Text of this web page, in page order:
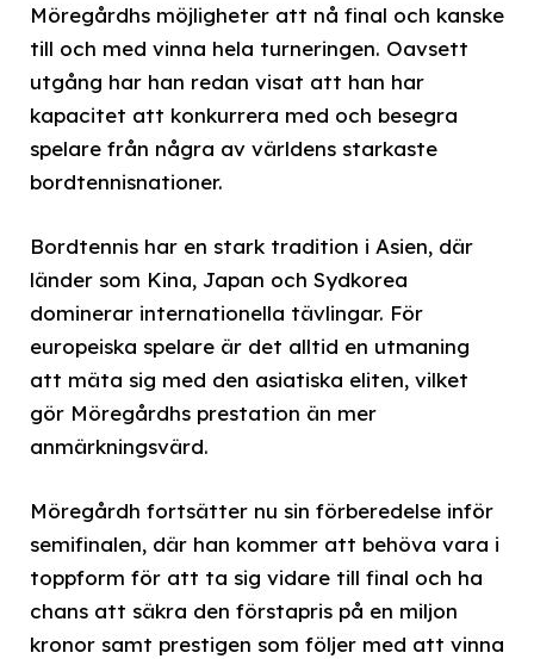
Möregårdhs möjligheter att nå final och kanske
till och med vinna hela turneringen. Oavsett
utgång har han redan visat att han har
kapacitet att konkurrera med och besegra
spelare från några av världens starkaste
bordtennisnationer.
Bordtennis har en stark tradition i Asien, där
länder som Kina, Japan och Sydkorea
dominerar internationella tävlingar. För
europeiska spelare är det alltid en utmaning
att mäta sig med den asiatiska eliten, vilket
gör Möregårdhs prestation än mer
anmärkningsvärd.
Möregårdh fortsätter nu sin förberedelse inför
semifinalen, där han kommer att behöva vara i
toppform för att ta sig vidare till final och ha
chans att säkra den förstapris på en miljon
kronor samt prestigen som följer med att vinna